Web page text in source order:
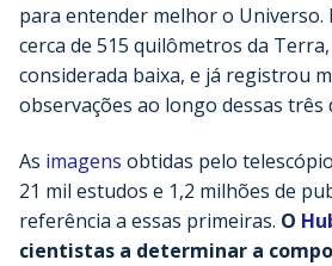
para entender melhor o Universo.
cerca de 515 quilômetros da
considerada baixa, e já registrou
observações ao longo dessas três
As imagens obtidas pelo
21 mil estudos e 1,2 milhões de
referência a essas primeiras. O
cientistas a determinar a